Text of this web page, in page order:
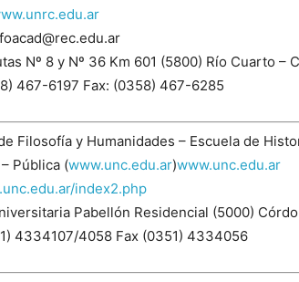
Nº 8 y Nº 36 Km 601 (5800) Río Cuarto –
467-6197 Fax: (0358) 467-6285
Filosofía y Humanidades – Escuela de
Pública (www.unc.edu.ar)www.unc.edu.ar
index2.php
Pabellón Residencial (5000)
4334107/4058 Fax (0351) 4334056